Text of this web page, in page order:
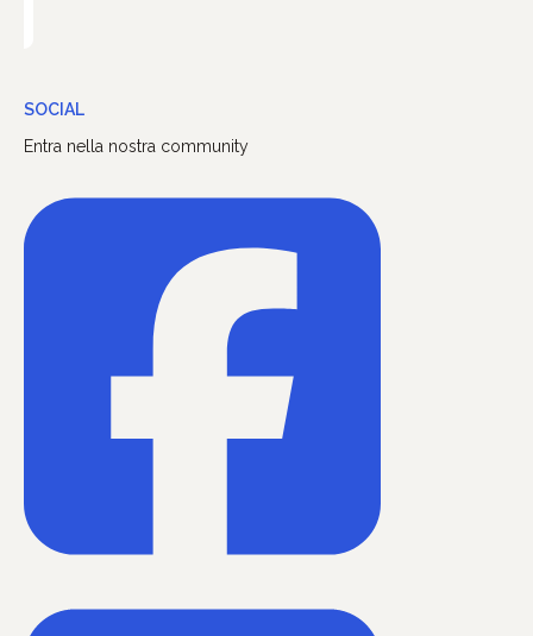
SOCIAL
Entra nella nostra community